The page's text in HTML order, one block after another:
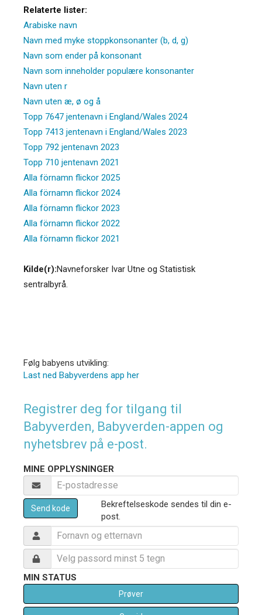
Relaterte lister:
Arabiske navn
Navn med myke stoppkonsonanter (b, d, g)
Navn som ender på konsonant
Navn som inneholder populære konsonanter
Navn uten r
Navn uten æ, ø og å
Topp 7647 jentenavn i England/Wales 2024
Topp 7413 jentenavn i England/Wales 2023
Topp 792 jentenavn 2023
Topp 710 jentenavn 2021
Alla förnamn flickor 2025
Alla förnamn flickor 2024
Alla förnamn flickor 2023
Alla förnamn flickor 2022
Alla förnamn flickor 2021
Kilde(r):Navneforsker Ivar Utne og Statistisk
sentralbyrå.
Følg babyens utvikling:
Last ned Babyverdens app her
Registrer deg for tilgang til
Babyverden, Babyverden-appen og
nyhetsbrev på e-post.
MINE OPPLYSNINGER
Send kode
Bekreftelseskode sendes til din e-
post.
MIN STATUS
Prøver